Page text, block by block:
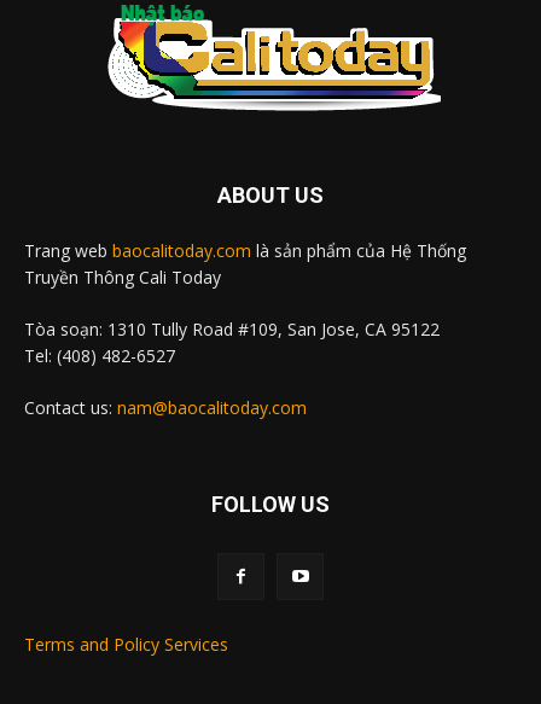
ABOUT US
Trang web baocalitoday.com là sản phẩm của Hệ Thống
Truyền Thông Cali Today
Tòa soạn: 1310 Tully Road #109, San Jose, CA 95122
Tel: (408) 482-6527
Contact us: nam@baocalitoday.com
FOLLOW US
Terms and Policy Services